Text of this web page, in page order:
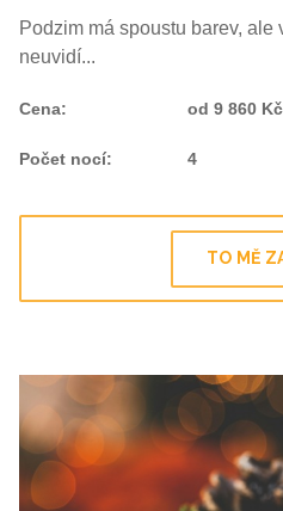
Podzim má spoustu barev, ale
neuvidí...
Cena: od 9 860 Kč
Počet nocí: 4
TO MĚ